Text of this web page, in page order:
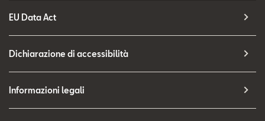
EU Data Act
Dichiarazione di accessibilità
Informazioni legali